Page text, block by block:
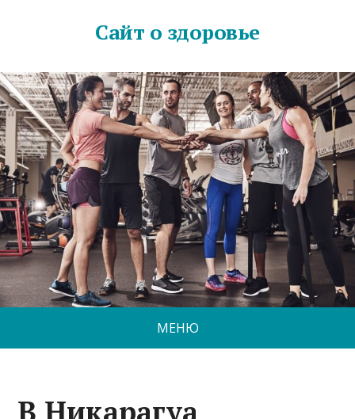
Сайт о здоровье
МЕНЮ
В Никарагуа